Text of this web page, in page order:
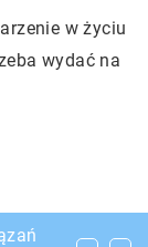
w życiu
wydać na